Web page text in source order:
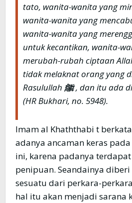
tato, wanita-wanita yang
wanita-wanita yang
wanita-wanita yang
untuk kecantikan, wanita-
merubah-rubah ciptaan
tidak melaknat orang yang
Rasulullah ﷺ, dan itu ada
(HR Bukhari, no. 5948).
Imam al Khaththabi t
adanya ancaman keras
ini, karena padanya
penipuan. Seandainya
sesuatu dari perkara-
hal itu akan menjadi sarana